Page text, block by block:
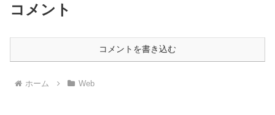
コメント
コメントを書き込む
ホーム Web